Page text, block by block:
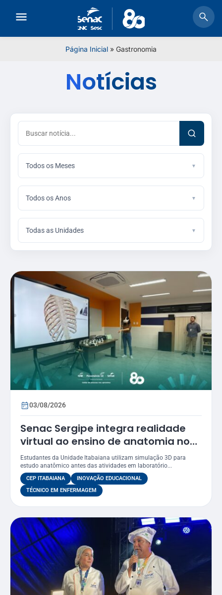
Página Inicial » Gastronomia
Notícias
Todos os Meses
Todos os Anos
Todas as Unidades
03/08/2026
Senac Sergipe integra realidade
virtual ao ensino de anatomia no
curso de Enfermagem
Estudantes da Unidade Itabaiana utilizam simulação 3D para
estudo anatômico antes das atividades em laboratório...
CEP ITABAIANA
INOVAÇÃO EDUCACIONAL
TÉCNICO EM ENFERMAGEM